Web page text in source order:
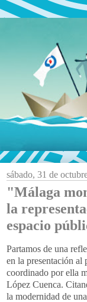
sábado, 31 de
"Málaga
la
espacio
Partamos de una
en la presentación
coordinado por ella
López Cuenca.
la modernidad de